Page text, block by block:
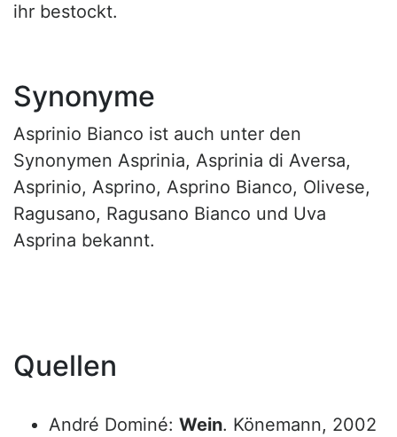
ihr bestockt.
Synonyme
Asprinio Bianco ist auch unter den
Synonymen Asprinia, Asprinia di Aversa,
Asprinio, Asprino, Asprino Bianco, Olivese,
Ragusano, Ragusano Bianco und Uva
Asprina bekannt.
Quellen
André Dominé: Wein. Könemann, 2002